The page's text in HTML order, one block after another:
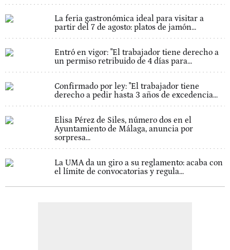
La feria gastronómica ideal para visitar a
partir del 7 de agosto: platos de jamón...
Entró en vigor: "El trabajador tiene derecho a
un permiso retribuido de 4 días para...
Confirmado por ley: "El trabajador tiene
derecho a pedir hasta 3 años de excedencia...
Elisa Pérez de Siles, número dos en el
Ayuntamiento de Málaga, anuncia por
sorpresa...
La UMA da un giro a su reglamento: acaba con
el límite de convocatorias y regula...